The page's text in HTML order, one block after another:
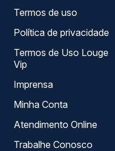
Termos de uso
Política de privacidade
Termos de Uso Louge
Vip
Imprensa
Minha Conta
Atendimento Online
Trabalhe Conosco